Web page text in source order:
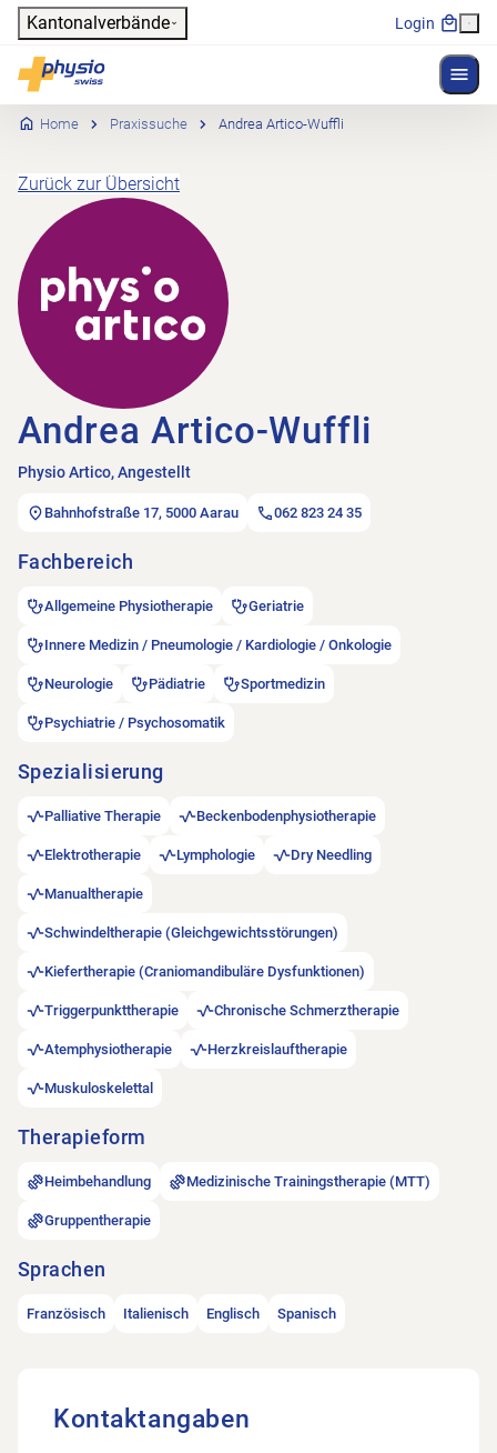
Header
Kantonalverbände Login
Physioswiss
Hauptnavigation
Home Praxissuche Andrea Artico-Wuffli
Zurück zur Übersicht
Andrea Artico-Wuffli
Physio Artico, Angestellt
Bahnhofstraße 17, 5000 Aarau 062 823 24 35
Fachbereich
Allgemeine Physiotherapie Geriatrie
Innere Medizin / Pneumologie / Kardiologie / Onkologie
Neurologie Pädiatrie Sportmedizin
Psychiatrie / Psychosomatik
Spezialisierung
Palliative Therapie Beckenbodenphysiotherapie
Elektrotherapie Lymphologie Dry Needling
Manualtherapie
Schwindeltherapie (Gleichgewichtsstörungen)
Kiefertherapie (Craniomandibuläre Dysfunktionen)
Triggerpunkttherapie Chronische Schmerztherapie
Atemphysiotherapie Herzkreislauftherapie
Muskuloskelettal
Therapieform
Heimbehandlung Medizinische Trainingstherapie (MTT)
Gruppentherapie
Sprachen
Französisch Italienisch Englisch Spanisch
Kontaktangaben